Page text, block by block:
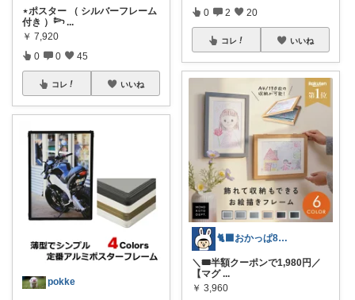
⋆ポスター （ シルバーフレーム
付き ）𓆸 ...
￥ 7,920
0 0 45
コレ いいね
pokke
0 2 20
コレ いいね
🐈‍⬛おかっぱ8月もよろしくです🎆
＼🎟️半額クーポンで1,980円／
【マグ ...
￥ 3,960